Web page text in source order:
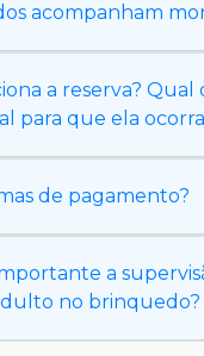
acompanham
a reserva? Qual
para que ela
de pagamento?
a
no brinquedo?